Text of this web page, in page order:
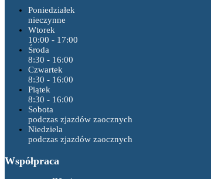
Poniedziałek
nieczynne
Wtorek
10:00 - 17:00
Środa
8:30 - 16:00
Czwartek
8:30 - 16:00
Piątek
8:30 - 16:00
Sobota
podczas zjazdów zaocznych
Niedziela
podczas zjazdów zaocznych
Współpraca